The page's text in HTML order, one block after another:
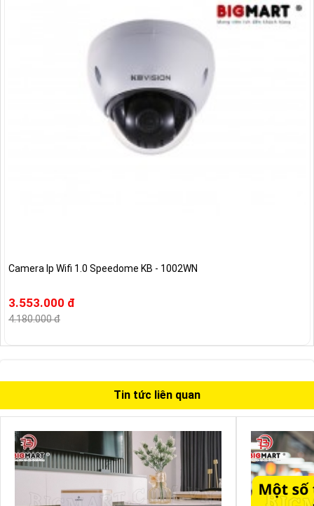
Camera Ip Wifi 1.0 Speedome KB - 1002WN
3.553.000 đ
4.180.000 đ
Tin tức liên quan